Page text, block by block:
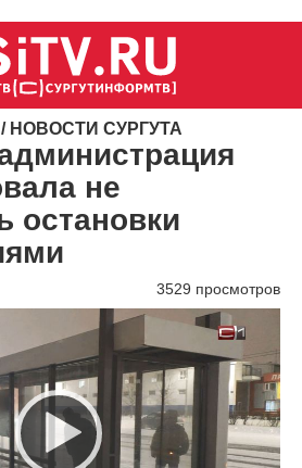
/ НОВОСТИ СУРГУТА
не
остановки
3529 просмотров